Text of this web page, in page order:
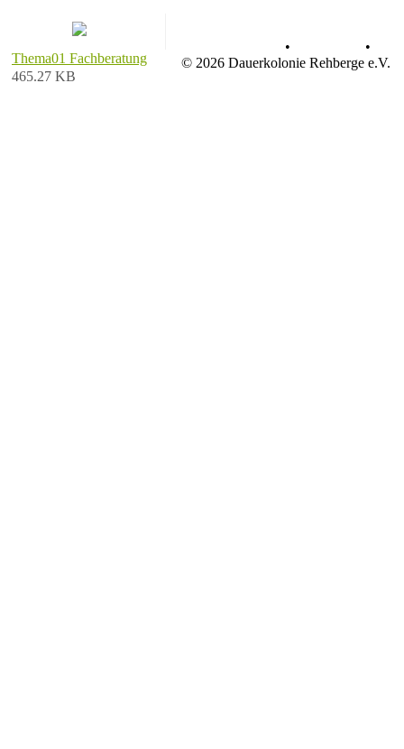
Thema01 Fachberatung
465.27 KB
•
•
© 2026 Dauerkolonie Rehberge e.V.